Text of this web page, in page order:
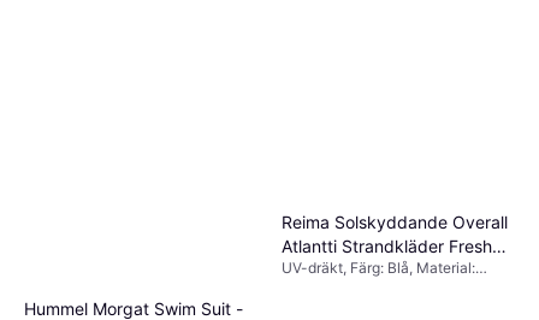
Hummel Morgat Swim Suit -
Reima Solskyddande Overall
Atlantti Strandkläder Fresh
Blue
UV-dräkt, Färg: Blå, Material: